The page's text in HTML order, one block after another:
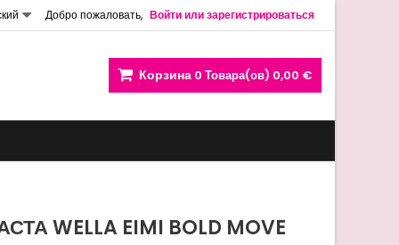
Добро пожаловать, Войти или зарегистрироваться
Корзина 0 Товара(ов) 0,00 €
WELLA EIMI BOLD MOVE